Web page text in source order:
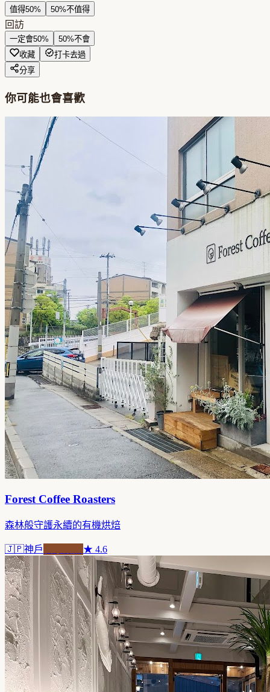
值得50% 50%不值得
回訪
一定會50% 50%不會
收藏
打卡去過
分享
你可能也會喜歡
Forest Coffee Roasters
森林般守護永續的有機烘焙
🇯🇵神戶 ★ 4.6